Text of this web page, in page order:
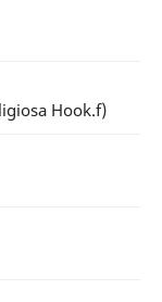
Hook.f)